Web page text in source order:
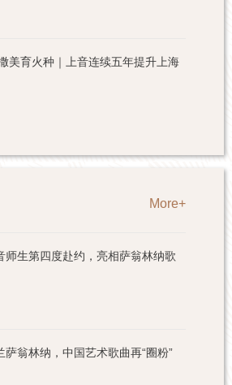
美育火种｜上音连续五年提升上海
More+
师生第四度赴约，亮相萨翁林纳歌
萨翁林纳，中国艺术歌曲再“圈粉”